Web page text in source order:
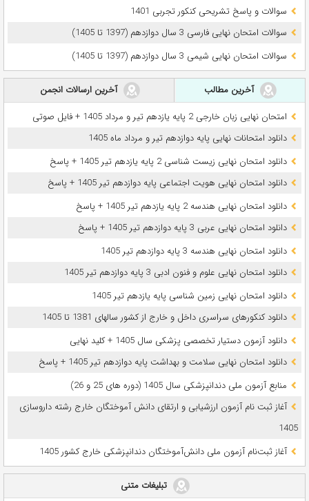
سوالات و پاسخ تشریحی کنکور تجربی 1401
سوالات امتحان نهایی فارسی 3 سال دوازدهم (1397 تا 1405)
سوالات امتحان نهایی شیمی 3 سال دوازدهم (1397 تا 1405)
آخرین مطالب
آخرین ارسالات انجمن
امتحان نهایی زبان خارجی 2 پایه یازدهم تیر و مرداد 1405 + فایل صوتی
دانلود امتحانات نهایی پایه دوازدهم تیر و مرداد ماه 1405
دانلود امتحان نهایی زیست شناسی 2 پایه یازدهم تیر 1405 + پاسخ
دانلود امتحان نهایی هویت اجتماعی پایه دوازدهم تیر 1405 + پاسخ
دانلود امتحان نهایی هندسه 2 پایه یازدهم تیر 1405 + پاسخ
دانلود امتحان نهایی عربی 3 پایه دوازدهم تیر 1405 + پاسخ
دانلود امتحان نهایی هندسه 3 پایه دوازدهم تیر 1405
دانلود امتحان نهایی علوم و فنون ادبی 3 پایه دوازدهم تیر 1405
دانلود امتحان نهایی زمین شناسی پایه یازدهم تیر 1405
دانلود کنکورهای سراسری داخل و خارج از کشور سالهای 1381 تا 1405
دانلود آزمون دستیار تخصصی پزشکی سال 1405 + کلید نهایی
دانلود امتحان نهایی سلامت و بهداشت پایه دوازدهم تیر 1405 + پاسخ
ﻣﻨﺎﺑﻊ آزﻣﻮن ﻣﻠﯽ دندانپزشکی سال 1405 (دوره های 25 و 26)
آغاز ثبت نام آزمون‌ ارزشیابی و ارتقای دانش آموختگان خارج رشته داروسازی
1405
آغاز ثبت‌نام آزمون ملی دانش‌آموختگان دندانپزشکی خارج کشور 1405
تبلیغات متنی